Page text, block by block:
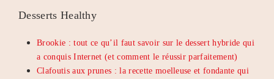
Desserts Healthy
Brookie : tout ce qu’il faut savoir sur le dessert hybride qui
a conquis Internet (et comment le réussir parfaitement)
Clafoutis aux prunes : la recette moelleuse et fondante qui